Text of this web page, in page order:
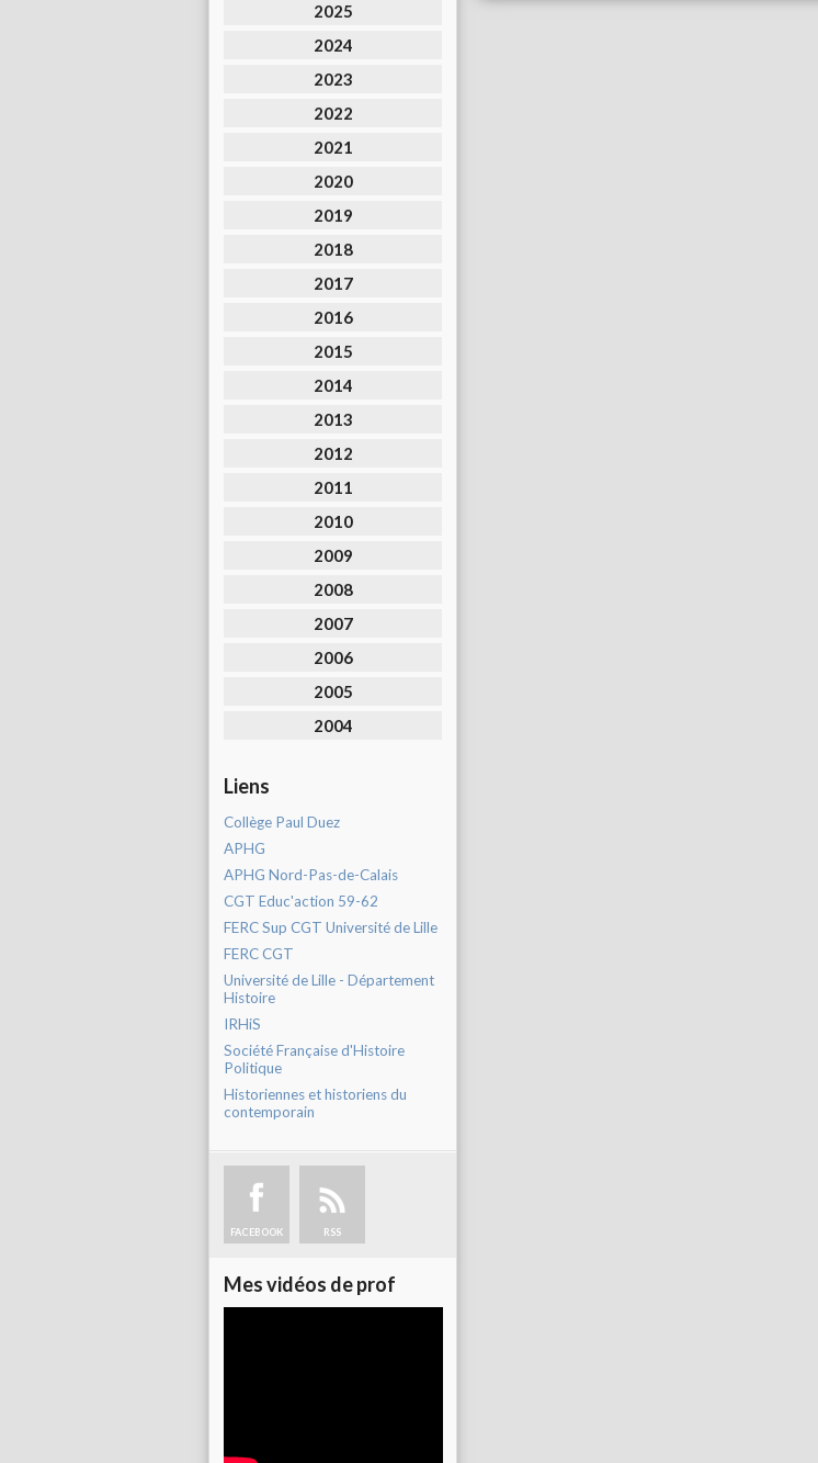
2025
2024
2023
2022
2021
2020
2019
2018
2017
2016
2015
2014
2013
2012
2011
2010
2009
2008
2007
2006
2005
2004
Liens
Collège Paul Duez
APHG
APHG Nord-Pas-de-Calais
CGT Educ'action 59-62
FERC Sup CGT Université de Lille
FERC CGT
Université de Lille - Département
Histoire
IRHiS
Société Française d'Histoire
Politique
Historiennes et historiens du
contemporain
FACEBOOK RSS
Mes vidéos de prof